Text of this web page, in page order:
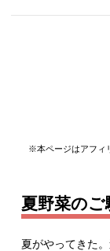
※本ページはアフィ
夏野菜の
夏がやってきた